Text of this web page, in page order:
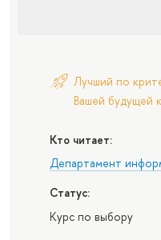
Лучший по
Вашей будущей
Кто читает:
Департамент
Статус:
Курс по выбору